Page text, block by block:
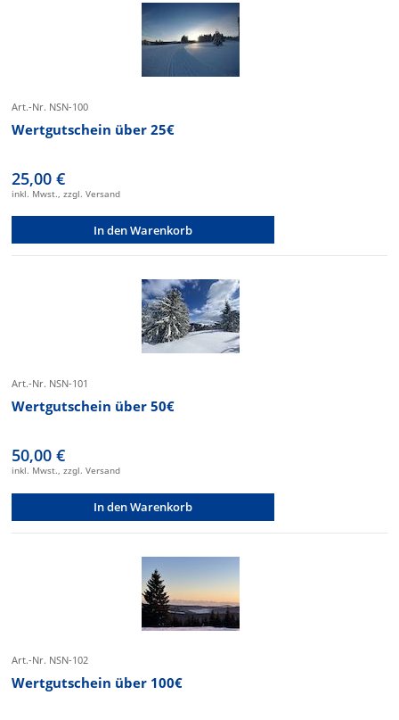
Art.-Nr. NSN-100
Wertgutschein über 25€
25,00 €
inkl. Mwst., zzgl. Versand
In den Warenkorb
Art.-Nr. NSN-101
Wertgutschein über 50€
50,00 €
inkl. Mwst., zzgl. Versand
In den Warenkorb
Art.-Nr. NSN-102
Wertgutschein über 100€